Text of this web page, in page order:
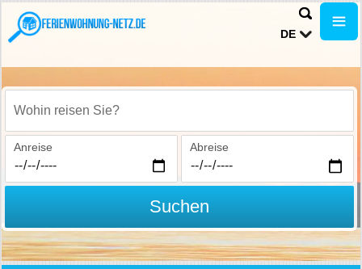
DE
Wohin reisen Sie?
Anreise Abreise
Suchen